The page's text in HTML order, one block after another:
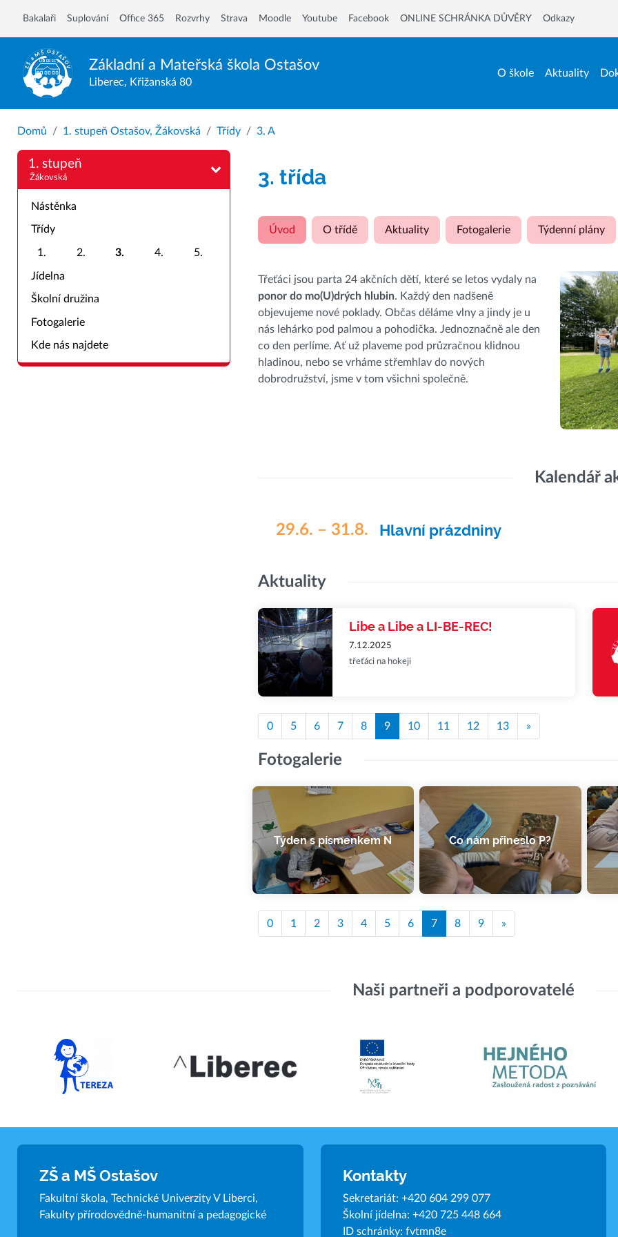
Základní a Mateřská škola Ostašov
Liberec, Křižanská 80
O škole Aktuality
Bakalaři Suplování Office 365 Rozvrhy Strava Moodle Youtube Facebook ONLINE SCHRÁNKA DŮVĚRY Odkazy
Domů 1. stupeň Ostašov, Žákovská Třídy 3. A
1. stupeň
Žákovská
Nástěnka
Třídy
1. 2. 3. 4. 5.
Jídelna
Školní družina
Fotogalerie
Kde nás najdete
3. třída
Úvod O třídě Aktuality Fotogalerie Týdenní plány
Třeťáci jsou parta 24 akčních dětí, které se letos vydaly na
ponor do mo(U)drých hlubin. Každý den nadšeně
objevujeme nové poklady. Občas děláme vlny a jindy je u
nás lehárko pod palmou a pohodička. Jednoznačně ale den
co den perlíme. Ať už plaveme pod průzračnou klidnou
hladinou, nebo se vrháme střemhlav do nových
dobrodružství, jsme v tom všichni společně.
Kalendář
29.6. – 31.8. Hlavní prázdniny
Aktuality
Libe a Libe a LI-BE-REC!
7.12.2025
třeťáci na hokeji
0 5 6 7 8 9 10 11 12 13 »
Fotogalerie
Týden s písmenkem N Co nám přineslo P?
0 1 2 3 4 5 6 7 8 9 »
Naši partneři a podporovatelé
ZŠ a MŠ Ostašov
Fakultní škola, Technické Univerzity V Liberci,
Fakulty přírodovědně-humanitní a pedagogické
Kontakty
Sekretariát: +420 604 299 077
Školní jídelna: +420 725 448 664
ID schránky: fvtmn8e